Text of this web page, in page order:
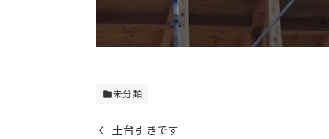
folder未分類
土台引きです